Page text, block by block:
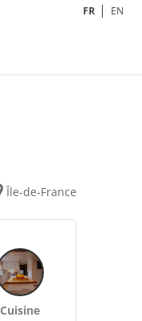
FR EN
Île-de-France
Cuisine